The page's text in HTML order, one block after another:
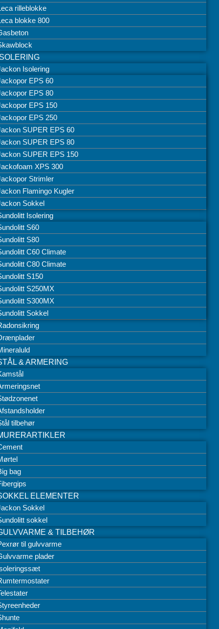
rilleblokke
blokke 800
Isolering
EPS 60
EPS 80
EPS 150
EPS 250
SUPER EPS 60
SUPER EPS 80
SUPER EPS 150
XPS 300
Strimler
Flamingo Kugler
Sokkel
Isolering
S60
S80
C60 Climate
C80 Climate
S150
S250MX
S300MX
Sokkel
& ARMERING
tilbehør
bag
ELEMENTER
Sokkel
sokkel
& TILBEHØR
til gulvvarme
plader